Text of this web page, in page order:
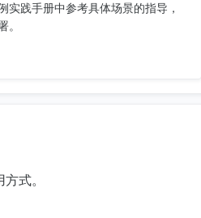
实践手册中参考具体场景的指导，
。
式。